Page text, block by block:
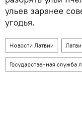
ульев заранее
угодья.
Новости Латвии
Государственная служба